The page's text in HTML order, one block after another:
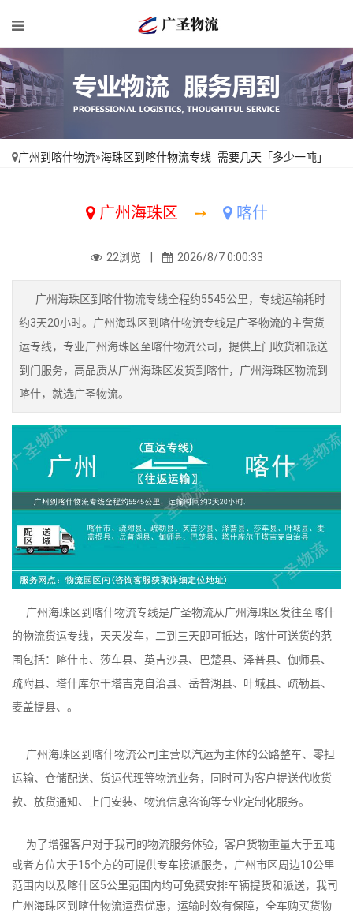
广州到喀什物流»海珠区到喀什物流专线_需要几天「多少一吨」
广州海珠区 ➙ 喀什
22浏览 | 2026/8/7 0:00:33
广州海珠区到喀什物流专线全程约5545公里，专线运输耗时
约3天20小时。广州海珠区到喀什物流专线是广圣物流的主营货
运专线，专业广州海珠区至喀什物流公司，提供上门收货和派送
到门服务，高品质从广州海珠区发货到喀什，广州海珠区物流到
喀什，就选广圣物流。
广州海珠区到喀什物流专线是广圣物流从广州海珠区发往至喀什
的物流货运专线，天天发车，二到三天即可抵达，喀什可送货的范
围包括：喀什市、莎车县、英吉沙县、巴楚县、泽普县、伽师县、
疏附县、塔什库尔干塔吉克自治县、岳普湖县、叶城县、疏勒县、
麦盖提县、。
广州海珠区到喀什物流公司主营以汽运为主体的公路整车、零担
运输、仓储配送、货运代理等物流业务，同时可为客户提送代收货
款、放货通知、上门安装、物流信息咨询等专业定制化服务。
为了增强客户对于我司的物流服务体验，客户货物重量大于五吨
或者方位大于15个方的可提供专车接派服务，广州市区周边10公里
范围内以及喀什区5公里范围内均可免费安排车辆提货和派送，我司
广州海珠区到喀什物流运费优惠，运输时效有保障，全车购买货物